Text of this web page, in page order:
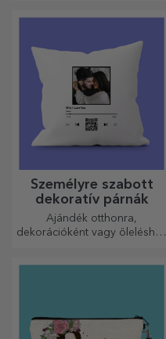
Személyre szabott
dekoratív párnák
Ajándék otthonra,
dekorációként vagy öleléshez